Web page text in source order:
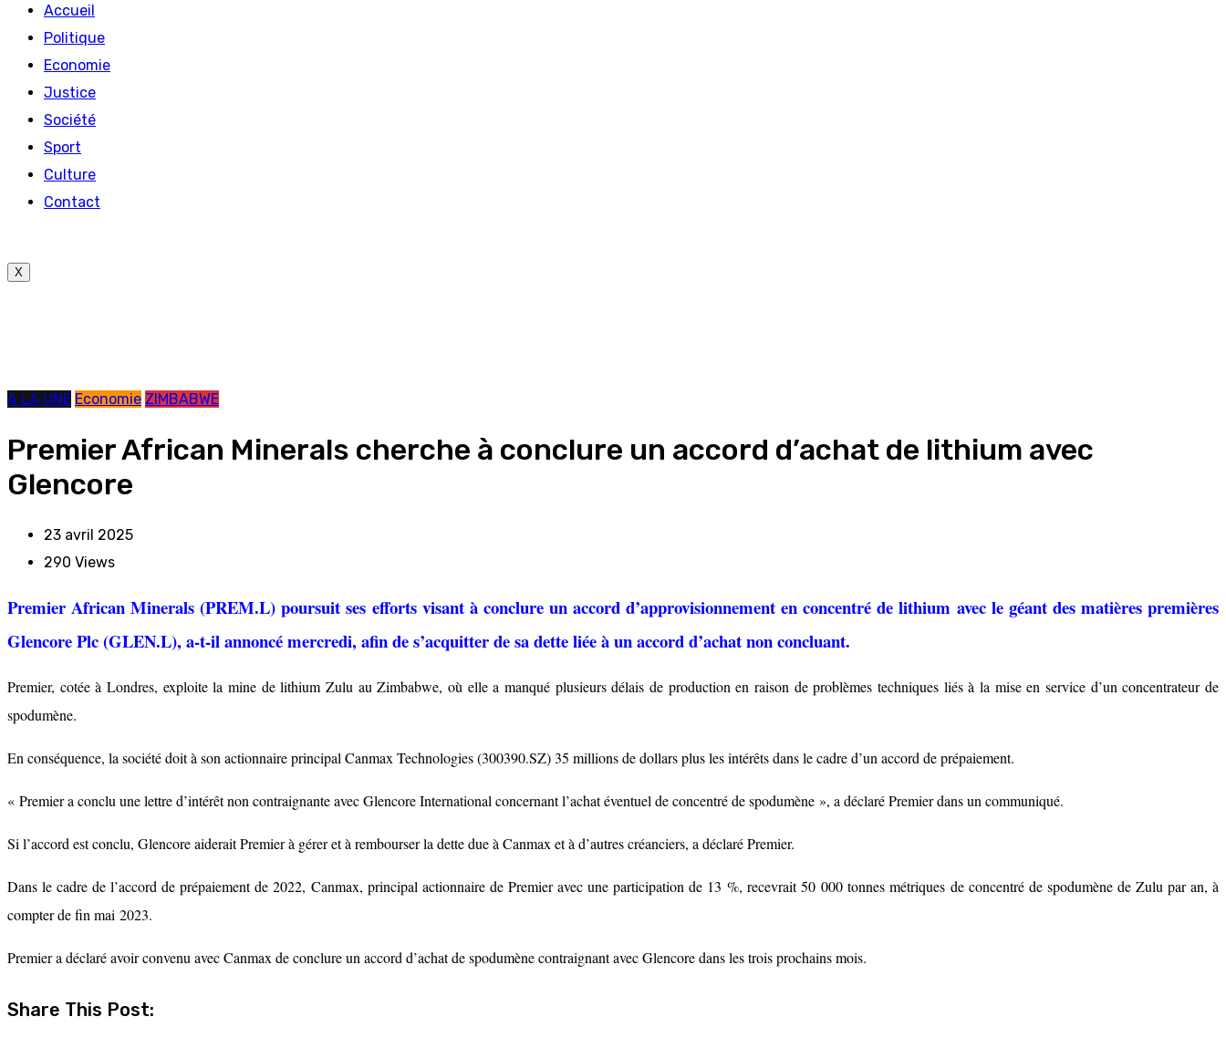
Accueil
Politique
Economie
Justice
Société
Sport
Culture
Contact
X
A LA UNE Economie ZIMBABWE
Premier African Minerals cherche à conclure un accord d’achat de lithium avec
Glencore
23 avril 2025
290 Views
Premier African Minerals (PREM.L) poursuit ses efforts visant à conclure un accord d’approvisionnement en concentré de lithium avec le géant des matières premières
Glencore Plc (GLEN.L), a-t-il annoncé mercredi, afin de s’acquitter de sa dette liée à un accord d’achat non concluant.
Premier, cotée à Londres, exploite la mine de lithium Zulu au Zimbabwe, où elle a manqué plusieurs délais de production en raison de problèmes techniques liés à la mise en service d’un concentrateur de
spodumène.
En conséquence, la société doit à son actionnaire principal Canmax Technologies (300390.SZ) 35 millions de dollars plus les intérêts dans le cadre d’un accord de prépaiement.
« Premier a conclu une lettre d’intérêt non contraignante avec Glencore International concernant l’achat éventuel de concentré de spodumène », a déclaré Premier dans un communiqué.
Si l’accord est conclu, Glencore aiderait Premier à gérer et à rembourser la dette due à Canmax et à d’autres créanciers, a déclaré Premier.
Dans le cadre de l’accord de prépaiement de 2022, Canmax, principal actionnaire de Premier avec une participation de 13 %, recevrait 50 000 tonnes métriques de concentré de spodumène de Zulu par an, à
compter de fin mai 2023.
Premier a déclaré avoir convenu avec Canmax de conclure un accord d’achat de spodumène contraignant avec Glencore dans les trois prochains mois.
Share This Post: